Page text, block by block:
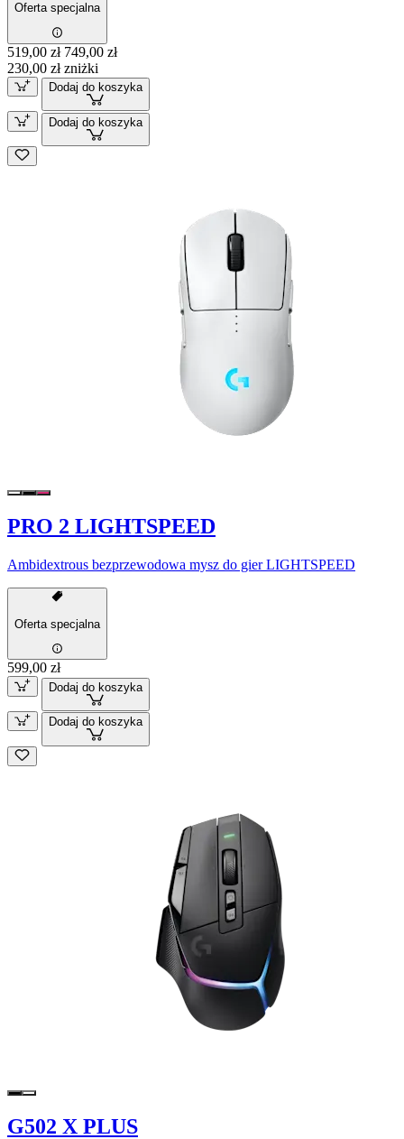
Oferta specjalna
519,00 zł 749,00 zł
230,00 zł zniżki
Dodaj do koszyka
Dodaj do koszyka
PRO 2 LIGHTSPEED
Ambidextrous bezprzewodowa mysz do gier LIGHTSPEED
Oferta specjalna
599,00 zł
Dodaj do koszyka
Dodaj do koszyka
G502 X PLUS